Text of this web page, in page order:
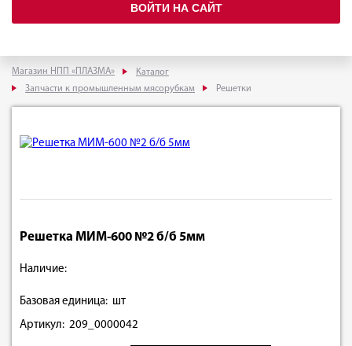
ВОЙТИ НА САЙТ
Магазин НПП «ПЛАЗМА»
Каталог
Запчасти к промышленным мясорубкам
Решетки
Решетка МИМ-600 №2 б/б 5мм
Наличие:
Базовая единица: шт
Артикул: 209_0000042